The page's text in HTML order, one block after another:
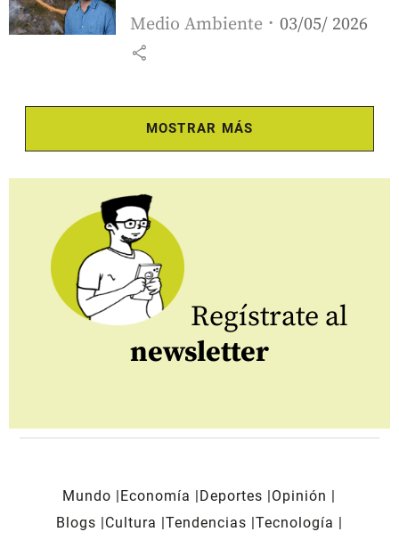
Medio Ambiente 03/05/ 2026
share
MOSTRAR MÁS
Regístrate al
newsletter
Mundo Economía Deportes
Opinión
Blogs
Cultura Tendencias Tecnología